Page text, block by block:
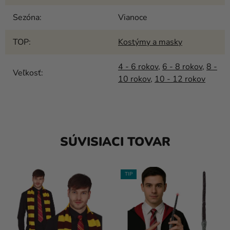
Sezóna: Vianoce
TOP: Kostýmy a masky
Veľkosť:
4 - 6 rokov, 6 - 8 rokov, 8 -
10 rokov, 10 - 12 rokov
SÚVISIACI TOVAR
TIP